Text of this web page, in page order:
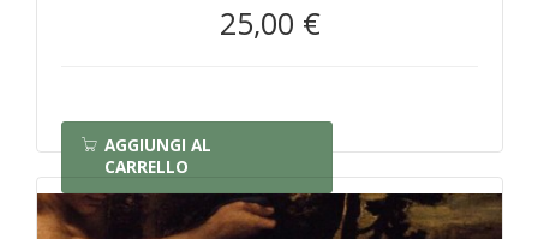
25,00 €
AGGIUNGI AL
CARRELLO